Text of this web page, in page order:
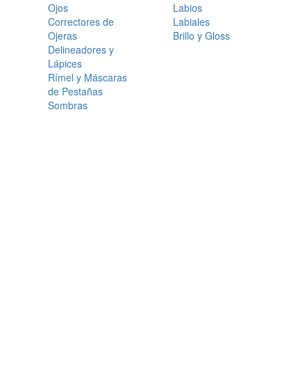
Ojos
Correctores de
Ojeras
Delineadores y
Lápices
Rímel y Máscaras
de Pestañas
Sombras
Labios
Labiales
Brillo y Gloss